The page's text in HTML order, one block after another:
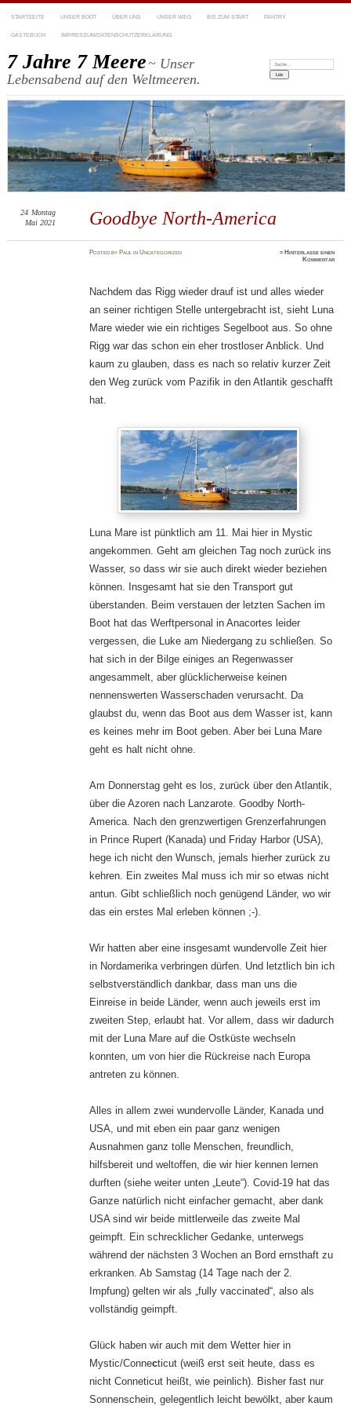
STARTSEITE UNSER BOOT ÜBER UNS UNSER WEG BIS ZUM START PANTRY
GÄSTEBUCH IMPRESSUM/DATENSCHUTZERKLÄRUNG
7 Jahre 7 Meere~ Unser
Lebensabend auf den Weltmeeren.
Suchen:
Goodbye North-America
24 Montag
Mai 2021
Postedby Paul inUncategorized ≈ Hinterlasse einen
Kommentar
Nachdem das Rigg wieder drauf ist und alles wieder
an seiner richtigen Stelle untergebracht ist, sieht Luna
Mare wieder wie ein richtiges Segelboot aus. So ohne
Rigg war das schon ein eher trostloser Anblick. Und
kaum zu glauben, dass es nach so relativ kurzer Zeit
den Weg zurück vom Pazifik in den Atlantik geschafft
hat.
Luna Mare ist pünktlich am 11. Mai hier in Mystic
angekommen. Geht am gleichen Tag noch zurück ins
Wasser, so dass wir sie auch direkt wieder beziehen
können. Insgesamt hat sie den Transport gut
überstanden. Beim verstauen der letzten Sachen im
Boot hat das Werftpersonal in Anacortes leider
vergessen, die Luke am Niedergang zu schließen. So
hat sich in der Bilge einiges an Regenwasser
angesammelt, aber glücklicherweise keinen
nennenswerten Wasserschaden verursacht. Da
glaubst du, wenn das Boot aus dem Wasser ist, kann
es keines mehr im Boot geben. Aber bei Luna Mare
geht es halt nicht ohne.
Am Donnerstag geht es los, zurück über den Atlantik,
über die Azoren nach Lanzarote. Goodby North-
America. Nach den grenzwertigen Grenzerfahrungen
in Prince Rupert (Kanada) und Friday Harbor (USA),
hege ich nicht den Wunsch, jemals hierher zurück zu
kehren. Ein zweites Mal muss ich mir so etwas nicht
antun. Gibt schließlich noch genügend Länder, wo wir
das ein erstes Mal erleben können ;-).
Wir hatten aber eine insgesamt wundervolle Zeit hier
in Nordamerika verbringen dürfen. Und letztlich bin ich
selbstverständlich dankbar, dass man uns die
Einreise in beide Länder, wenn auch jeweils erst im
zweiten Step, erlaubt hat. Vor allem, dass wir dadurch
mit der Luna Mare auf die Ostküste wechseln
konnten, um von hier die Rückreise nach Europa
antreten zu können.
Alles in allem zwei wundervolle Länder, Kanada und
USA, und mit eben ein paar ganz wenigen
Ausnahmen ganz tolle Menschen, freundlich,
hilfsbereit und weltoffen, die wir hier kennen lernen
durften (siehe weiter unten „Leute“). Covid-19 hat das
Ganze natürlich nicht einfacher gemacht, aber dank
USA sind wir beide mittlerweile das zweite Mal
geimpft. Ein schrecklicher Gedanke, unterwegs
während der nächsten 3 Wochen an Bord ernsthaft zu
erkranken. Ab Samstag (14 Tage nach der 2.
Impfung) gelten wir als „fully vaccinated“, also als
vollständig geimpft.
Glück haben wir auch mit dem Wetter hier in
Mystic/Connecticut (weiß erst seit heute, dass es
nicht Conneticut heißt, wie peinlich). Bisher fast nur
Sonnenschein, gelegentlich leicht bewölkt, aber kaum